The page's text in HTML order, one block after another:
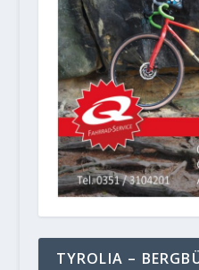
TYROLIA –